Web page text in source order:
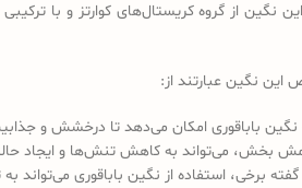
از گروه کریستال‌های کوارتز و با
این نگین عبارتند از:
نگین باباقوری امکان می‌دهد تا درخشش و
می‌تواند به کاهش تنش‌ها و ایجاد
استفاده از نگین باباقوری می‌تواند